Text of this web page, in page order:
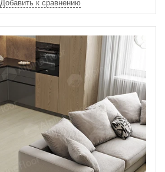
Добавить к сравнению